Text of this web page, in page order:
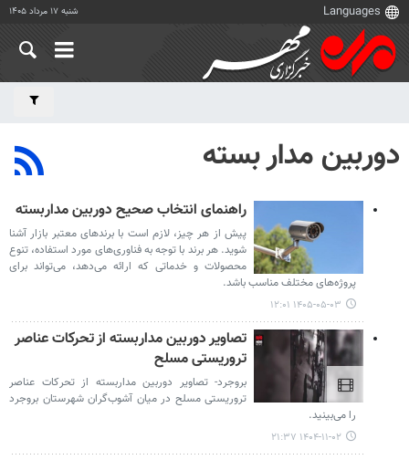
شنبه ۱۷ مرداد ۱۴۰۵
دوربین مدار بسته
راهنمای انتخاب صحیح دوربین مداربسته
پیش از هر چیز، لازم است با برندهای معتبر بازار آشنا
شوید. هر برند با توجه به فناوری‌های مورد استفاده، تنوع
محصولات و خدماتی که ارائه می‌دهد، می‌تواند برای
پروژه‌های مختلف مناسب باشد.
۱۴۰۵-۰۵-۰۳ ۱۲:۰۱
تصاویر دوربین مداربسته از تحرکات عناصر
تروریستی مسلح
بروجرد- تصاویر دوربین مداربسته از تحرکات عناصر
تروریستی مسلح در میان آشوب‌گران شهرستان بروجرد
را می‌بینید.
۱۴۰۴-۱۱-۰۲ ۲۱:۳۷